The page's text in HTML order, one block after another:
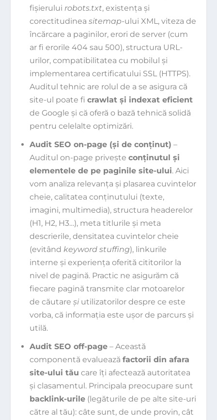
fișierului robots.txt, existența și
corectitudinea sitemap-ului XML, viteza de
încărcare a paginilor, erori de server (cum
ar fi erorile 404 sau 500), structura URL-
urilor, compatibilitatea cu mobilul și
implementarea certificatului SSL (HTTPS).
Auditul tehnic are rolul de a se asigura că
site-ul poate fi crawlat și indexat eficient
de Google și că oferă o bază tehnică solidă
pentru celelalte optimizări.
Audit SEO on-page (și de conținut) –
Auditul on-page privește conținutul și
elementele de pe paginile site-ului. Aici
vom analiza relevanța și plasarea cuvintelor
cheie, calitatea conținutului (texte,
imagini, multimedia), structura headerelor
(H1, H2, H3…), meta titlurile și meta
descrierile, densitatea cuvintelor cheie
(evitând keyword stuffing), linkurile
interne și experiența oferită cititorilor la
nivel de pagină. Practic ne asigurăm că
fiecare pagină transmite clar motoarelor
de căutare șiutilizatorilor despre ce este
vorba, că informația este ușor de parcurs și
utilă.
Audit SEO off-page– Această
componentă evaluează factorii din afara
site-ului tău care îți afectează autoritatea
și clasamentul. Principala preocupare sunt
backlink-urile(legăturile de pe alte site-uri
către al tău): câte sunt, de unde provin, cât